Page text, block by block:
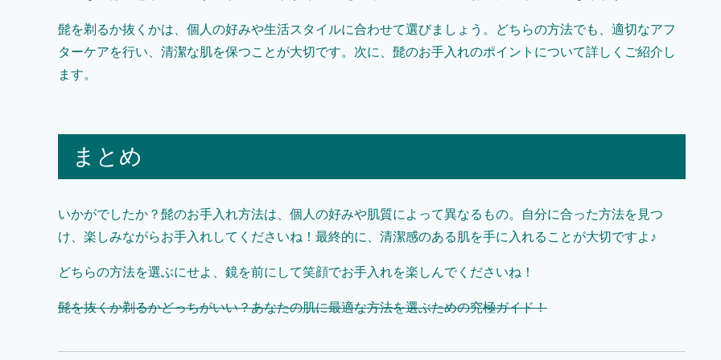
髭を剃るか抜くかは、個人の好みや生活スタイルに合わせて選びましょう。どちらの方法でも、適切なアフ
ターケアを行い、清潔な肌を保つことが大切です。次に、髭のお手入れのポイントについて詳しくご紹介し
ます。
まとめ
いかがでしたか？髭のお手入れ方法は、個人の好みや肌質によって異なるもの。自分に合った方法を見つ
け、楽しみながらお手入れしてくださいね！最終的に、清潔感のある肌を手に入れることが大切ですよ♪
どちらの方法を選ぶにせよ、鏡を前にして笑顔でお手入れを楽しんでくださいね！
髭を抜くか剃るかどっちがいい？あなたの肌に最適な方法を選ぶための究極ガイド！